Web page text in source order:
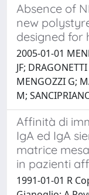
Absence of
new
designed for
2005-01-01
JF;
MENGOZZI G;
M;
Affinità di
IgA ed IgA
matrice
in pazienti
1991-01-01 R